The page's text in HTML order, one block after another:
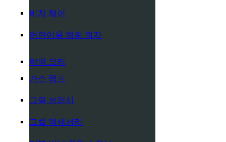
비치 체어
어린이용 캠핑 의자
야외 요리
가스 램프
그릴 브러시
그릴 액세서리